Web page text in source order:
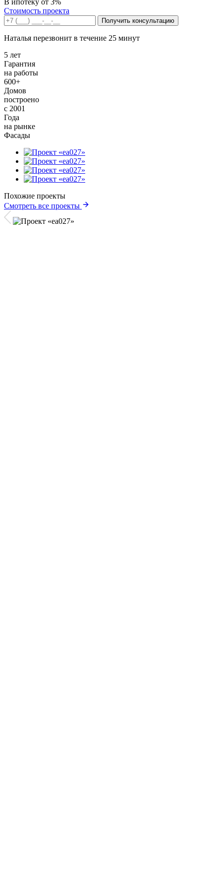
В ипотеку от 3%
Стоимость проекта
Получить консультацию
Наталья перезвонит в течение 25 минут
5 лет
Гарантия
на работы
600+
Домов
построено
с 2001
Года
на рынке
Фасады
Похожие проекты
Смотреть все проекты